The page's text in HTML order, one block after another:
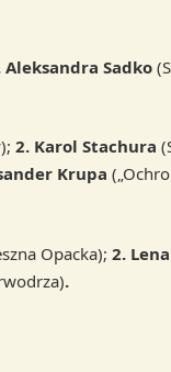
Aleksandra Sadko
2. Karol Stachura
Krupa
Opacka); 2. Lena
.